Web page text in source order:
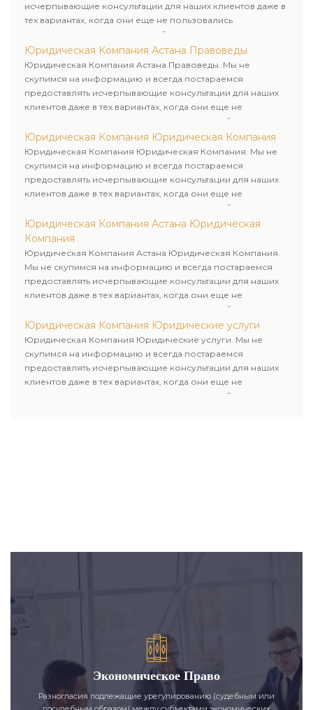
исчерпывающие консультации для наших клиентов даже в
тех вариантах, когда они еще не пользовались
юридическими услугами нашей компании.
Юридическая Компания Астана Правоведы
Юридическая Компания Астана Правоведы. Мы не
скупимся на информацию и всегда постараемся
предоставлять исчерпывающие консультации для наших
клиентов даже в тех вариантах, когда они еще не
пользовались юридическими услугами нашей компании.
Юридическая Компания Юридическая Компания
Юридическая Компания Юридическая Компания. Мы не
скупимся на информацию и всегда постараемся
предоставлять исчерпывающие консультации для наших
клиентов даже в тех вариантах, когда они еще не
пользовались юридическими услугами нашей компании.
Юридическая Компания Астана Юридическая
Компания
Юридическая Компания Астана Юридическая Компания.
Мы не скупимся на информацию и всегда постараемся
предоставлять исчерпывающие консультации для наших
клиентов даже в тех вариантах, когда они еще не
пользовались юридическими услугами нашей компании.
Юридическая Компания Юридические услуги
Юридическая Компания Юридические услуги. Мы не
скупимся на информацию и всегда постараемся
предоставлять исчерпывающие консультации для наших
клиентов даже в тех вариантах, когда они еще не
пользовались юридическими услугами нашей компании.
Экономическое Право
Разногласия подлежащие урегулированию (судебным или